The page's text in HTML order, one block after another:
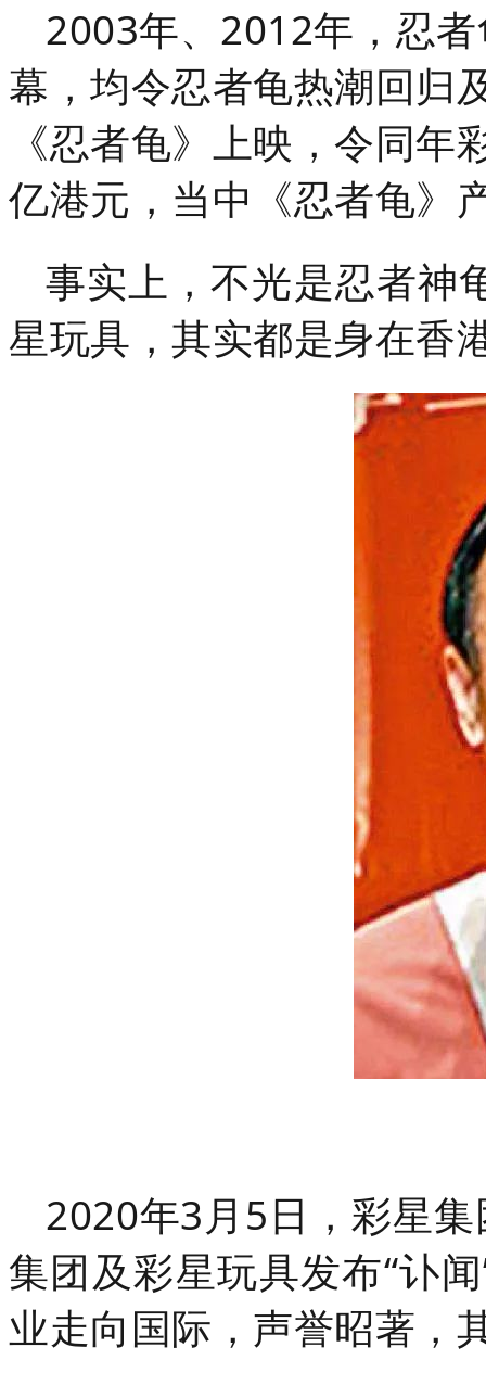
2003年、2012年，忍
幕，均令忍者龟热潮回归
《忍者龟》上映，令同
亿港元，当中《忍者龟》
事实上，不光是忍者神
星玩具，其实都是身在香
2020年3月5日，彩星
集团及彩星玩具发布“讣
业走向国际，声誉昭著，